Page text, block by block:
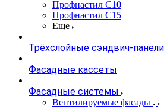
Профнастил С10
Профнастил С15
Еще
Трёхслойные сэндвич-панели
Фасадные кассеты
Фасадные системы
Вентилируемые фасады